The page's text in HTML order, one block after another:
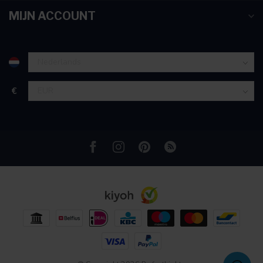
partners voor social media, adverteren en analyse. Deze
verzameld op basis van uw gebruik van hun services.
MIJN ACCOUNT
€